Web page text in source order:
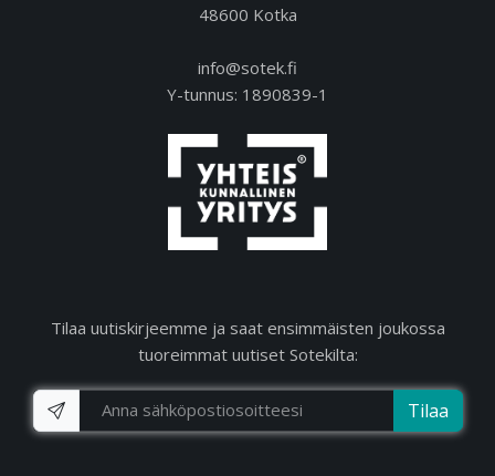
48600 Kotka
info@sotek.fi
Y-tunnus: 1890839-1
Tilaa uutiskirjeemme ja saat ensimmäisten joukossa
tuoreimmat uutiset Sotekilta:
Tilaa